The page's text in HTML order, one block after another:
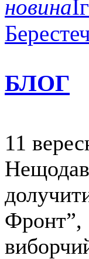
новина
БЛОГ
11